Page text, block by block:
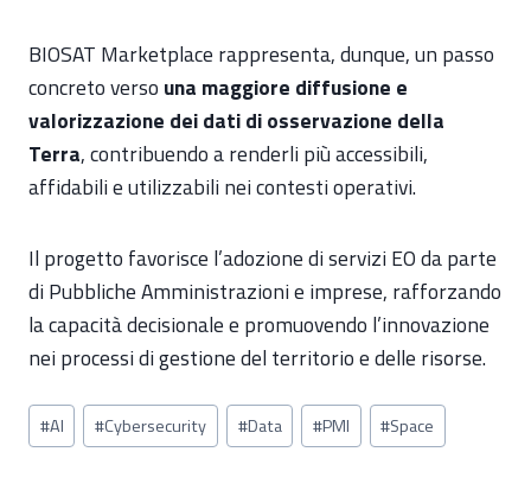
BIOSAT Marketplace rappresenta, dunque, un passo
concreto verso una maggiore diffusione e
valorizzazione dei dati di osservazione della
Terra, contribuendo a renderli più accessibili,
affidabili e utilizzabili nei contesti operativi.
Il progetto favorisce l’adozione di servizi EO da parte
di Pubbliche Amministrazioni e imprese, rafforzando
la capacità decisionale e promuovendo l’innovazione
nei processi di gestione del territorio e delle risorse.
Tag
articolo:
#AI #Cybersecurity #Data #PMI #Space